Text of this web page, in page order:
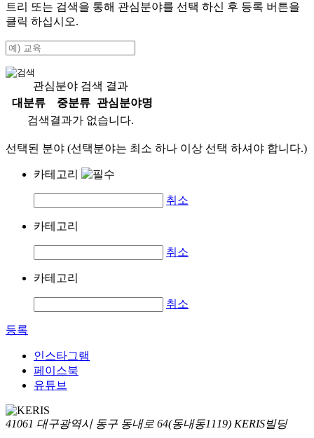
트리 또는 검색을 통해 관심분야를 선택 하신 후 등록 버튼을
클릭 하십시오.
관심분야 검색 결과
대분류
중분류
관심분야명
검색결과가 없습니다.
선택된 분야 (선택분야는 최소 하나 이상 선택 하셔야 합니다.)
카테고리
취소
카테고리
취소
카테고리
취소
등록
인스타그램
페이스북
유튜브
41061 대구광역시 동구 동내로 64(동내동1119) KERIS빌딩